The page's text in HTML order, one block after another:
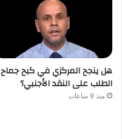
هل ينجح المركزي في كبح جماح
الطلب على النقد الأجنبي؟
منذ 9 ساعات